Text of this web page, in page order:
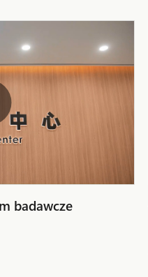
badawcze